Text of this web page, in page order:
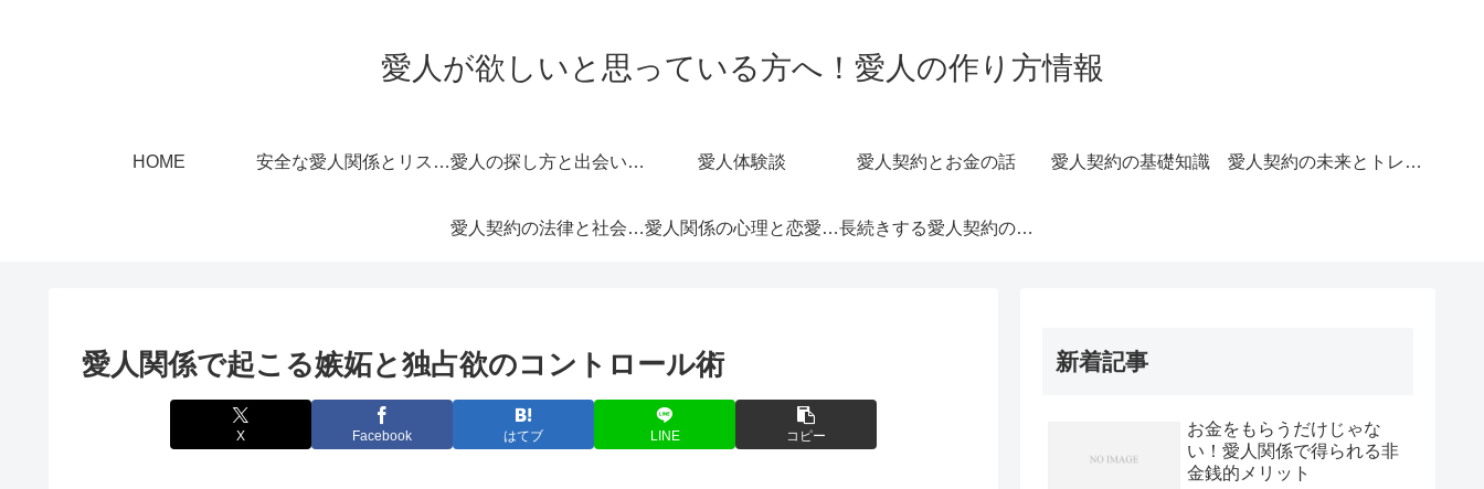
愛人が欲しいと思っている方へ！愛人の作り方情報
HOME 安全な愛人関係とリスク管理 愛人の探し方と出会いの場 愛人体験談 愛人契約とお金の話 愛人契約の基礎知識 愛人契約の未来とトレンド
愛人契約の法律と社会的影響 愛人関係の心理と恋愛感情 長続きする愛人契約のコツ
愛人関係で起こる嫉妬と独占欲のコントロール術
X Facebook はてブ LINE コピー
新着記事
お金をもらうだけじゃな
い！愛人関係で得られる非
金銭的メリット